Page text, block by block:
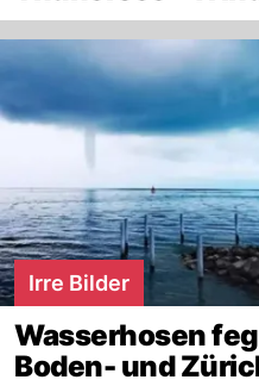
Irre Bilder
Wasserhosen
Boden- und